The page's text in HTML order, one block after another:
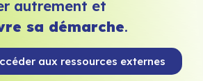
autrement et
sa démarche.
aux ressources externes